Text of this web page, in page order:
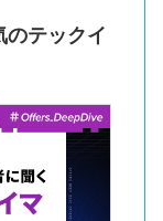
のテックイ